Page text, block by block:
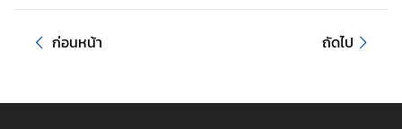
ไ
บ
ก่อนหน้า ถัดไป